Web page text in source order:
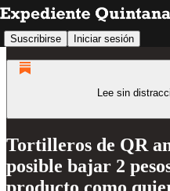
Suscribirse Iniciar sesión
Lee sin
Tortilleros de QR
posible bajar 2